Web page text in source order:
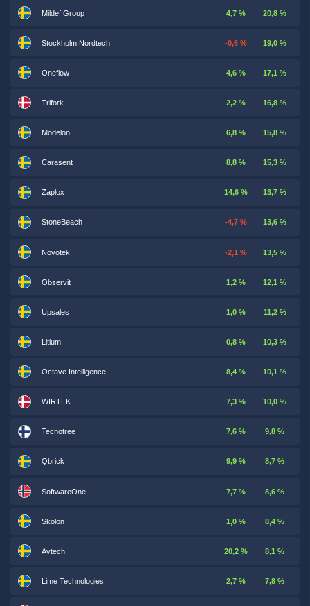
Mildef Group 4,7 % 20,8 %
Stockholm Nordtech -0,6 % 19,0 %
Oneflow 4,6 % 17,1 %
Trifork 2,2 % 16,8 %
Modelon 6,8 % 15,8 %
Carasent 8,8 % 15,3 %
Zaplox 14,6 % 13,7 %
StoneBeach -4,7 % 13,6 %
Novotek -2,1 % 13,5 %
Observit 1,2 % 12,1 %
Upsales 1,0 % 11,2 %
Litium 0,8 % 10,3 %
Octave Intelligence 8,4 % 10,1 %
WIRTEK 7,3 % 10,0 %
Tecnotree 7,6 % 9,8 %
Qbrick 9,9 % 8,7 %
SoftwareOne 7,7 % 8,6 %
Skolon 1,0 % 8,4 %
Avtech 20,2 % 8,1 %
Lime Technologies 2,7 % 7,8 %